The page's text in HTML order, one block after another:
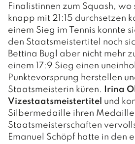
Finalistinnen zum Squash, wo
knapp mit 21:15 durchsetzen
einem Sieg im Tennis konnte
den Staatsmeistertitel noch
Bettina Bugl aber nicht mehr
einem 17:9 Sieg einen
Punktevorsprung herstellen
Staatsmeisterin küren.
Irina
Vizestaatsmeistertitel und
Silbermedaille ihren
Staatsmeisterschaften
Emanuel Schöpf hatte in den